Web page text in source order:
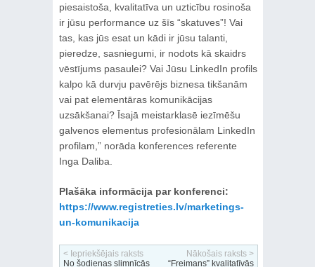
piesaistoša, kvalitatīva un uzticību rosinoša
ir jūsu performance uz šīs “skatuves”! Vai
tas, kas jūs esat un kādi ir jūsu talanti,
pieredze, sasniegumi, ir nodots kā skaidrs
vēstījums pasaulei? Vai Jūsu LinkedIn profils
kalpo kā durvju pavērējs biznesa tikšanām
vai pat elementāras komunikācijas
uzsākšanai? Īsajā meistarklasē iezīmēšu
galvenos elementus profesionālam LinkedIn
profilam,” norāda konferences referente
Inga Daliba.
Plašāka informācija par konferenci:
https://www.registreties.lv/marketings-
un-komunikacija
< Iepriekšējais raksts
No šodienas slimnīcās
Nākošais raksts >
“Freimans” kvalitatīvās